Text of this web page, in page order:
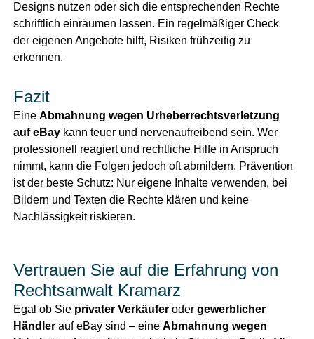
Designs nutzen oder sich die entsprechenden Rechte
schriftlich einräumen lassen. Ein regelmäßiger Check
der eigenen Angebote hilft, Risiken frühzeitig zu
erkennen.
Fazit
Eine Abmahnung wegen Urheberrechtsverletzung
auf eBaykann teuer und nervenaufreibend sein. Wer
professionell reagiert und rechtliche Hilfe in Anspruch
nimmt, kann die Folgen jedoch oft abmildern. Prävention
ist der beste Schutz: Nur eigene Inhalte verwenden, bei
Bildern und Texten die Rechte klären und keine
Nachlässigkeit riskieren.
Vertrauen Sie auf die Erfahrung von
Rechtsanwalt Kramarz
Egal ob Sie privater Verkäuferoder gewerblicher
Händlerauf eBay sind – eine Abmahnung wegen